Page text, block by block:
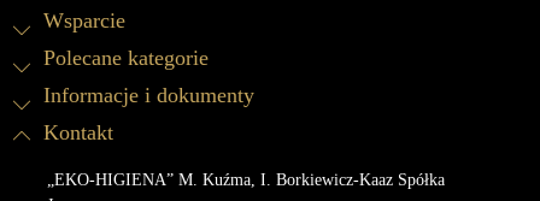
Wsparcie
Polecane kategorie
Informacje i dokumenty
Kontakt
„EKO-HIGIENA” M. Kuźma, I. Borkiewicz-Kaaz Spółka